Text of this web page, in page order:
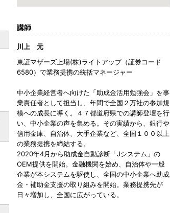
講師
川上 元
東証マザーズ上場(株)ライトアップ（証券コード
6580）で業務提携の統括マネージャー
中小企業経営者へ向けた「助成金活用勉強会」を事
業責任者として担当し、年間で全国２万社の参加規
模への成長に導く。４７都道府県での講師登壇を行
い、中小企業の声を集める。その実績から、銀行や
信用金庫、自治体、大手企業など、全国１００以上
の業務提携を締結する。
2020年4月から助成金自動診断「Jシステム」の
OEM提供を開始。金融機関を始め、自治体や一般
企業が本システムを駆使し、全国の中小企業へ助成
金・補助金支援の取り組みを開始。業務提携先が
日々増加し、全国に広がっている。